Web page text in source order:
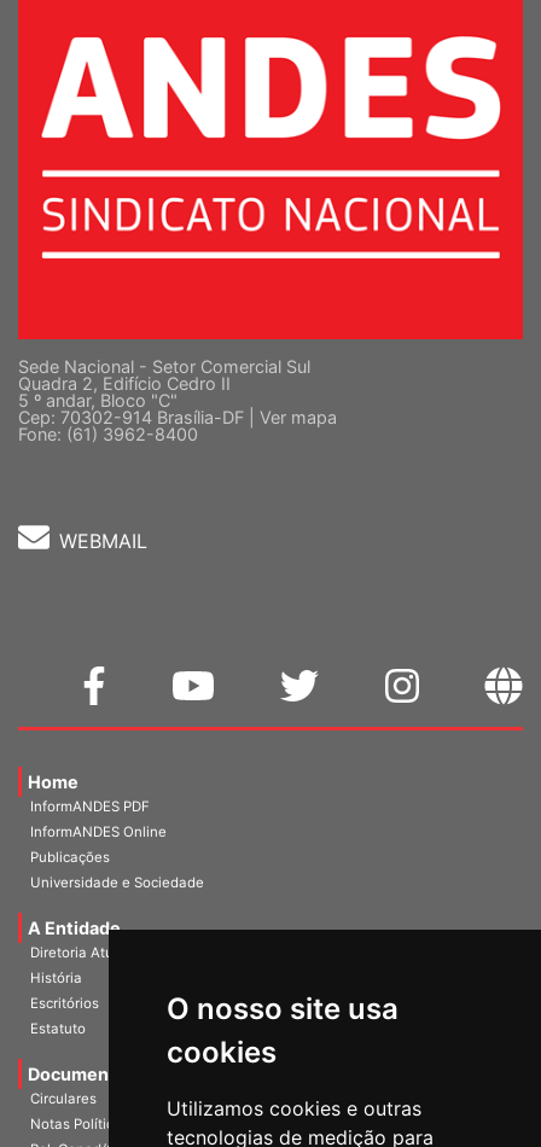
O nosso site usa
cookies
Utilizamos cookies e outras
tecnologias de medição para
Sede Nacional - Setor Comercial Sul
Quadra 2, Edifício Cedro II
5 º andar, Bloco "C"
Cep: 70302-914 Brasília-DF | Ver mapa
Fone: (61) 3962-8400
WEBMAIL
Home
InformANDES PDF
InformANDES Online
Publicações
Universidade e Sociedade
A Entidade
Diretoria Atual
História
Escritórios
Estatuto
Documentos
Circulares
Notas Políticas